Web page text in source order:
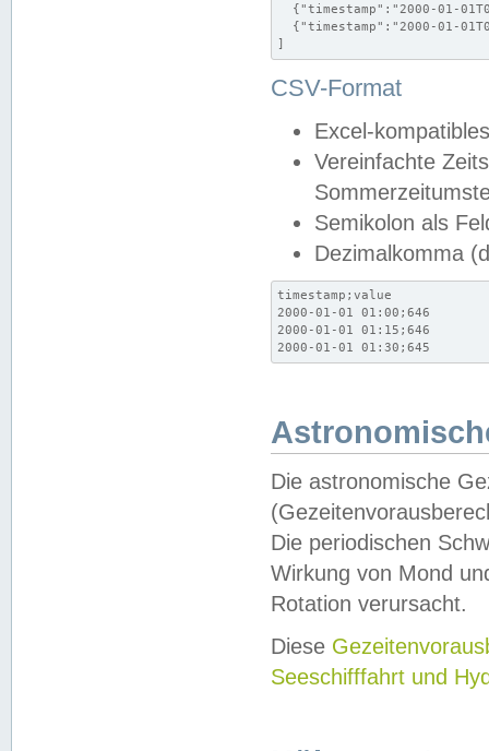
{"timestamp":"2000-01-
{"timestamp":"2000-01-
]
CSV-Format
Excel-
Vereinfachte
Semikolon als
Dezimalkomma
timestamp;value
2000-01-01 01:00;646
2000-01-01 01:15;646
2000-01-01 01:30;645
Die astronomische
Die periodischen
Wirkung von Mond
Rotation verursacht.
Diese
Seeschifffahrt und